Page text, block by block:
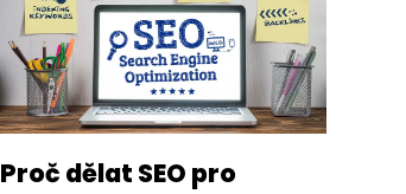
Proč dělat SEO pro